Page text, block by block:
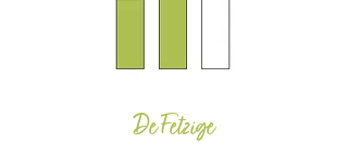
De Fetzige